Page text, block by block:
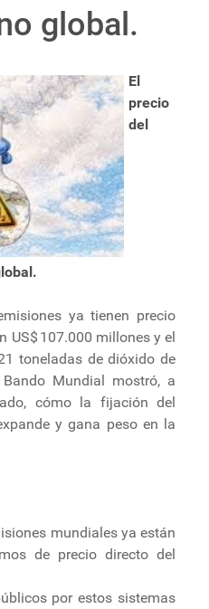
global.
El
precio
del
ya tienen precio
US$ 107.000 millones y el
toneladas de dióxido de
Mundial mostró, a
cómo la fijación del
y gana peso en la
mundiales ya están
de precio directo del
por estos sistemas